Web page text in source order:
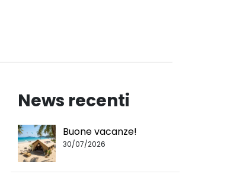
News recenti
Buone vacanze!
30/07/2026